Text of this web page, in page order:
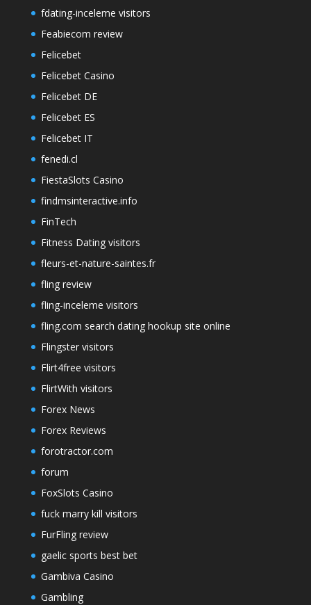
fdating-inceleme visitors
Feabiecom review
Felicebet
Felicebet Casino
Felicebet DE
Felicebet ES
Felicebet IT
fenedi.cl
FiestaSlots Casino
findmsinteractive.info
FinTech
Fitness Dating visitors
fleurs-et-nature-saintes.fr
fling review
fling-inceleme visitors
fling.com search dating hookup site online
Flingster visitors
Flirt4free visitors
FlirtWith visitors
Forex News
Forex Reviews
forotractor.com
forum
FoxSlots Casino
fuck marry kill visitors
FurFling review
gaelic sports best bet
Gambiva Casino
Gambling